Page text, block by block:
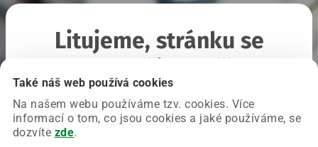
Také náš web používá cookies
Na našem webu používáme tzv. cookies. Více
informací o tom, co jsou cookies a jaké používáme, se
dozvíte zde.
Litujeme, stránku se
Chyba nastala na naší straně a už ji opravujeme.
Zkuste prosím znovu načíst požadovanou stránku.